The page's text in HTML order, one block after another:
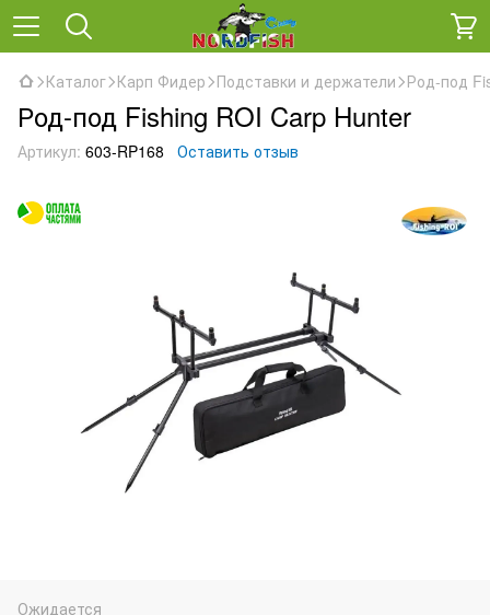
Каталог Карп Фидер Подставки и держатели Род-под
Род-под Fishing ROI Carp Hunter
Артикул: 603-RP168 Оставить отзыв
Ожидается